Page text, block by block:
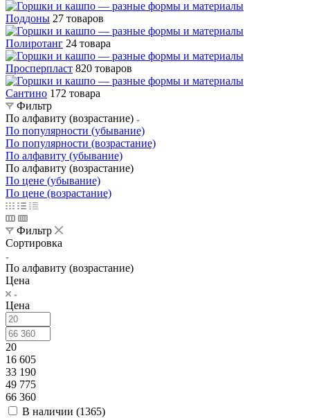
Поддоны 27 товаров
Полиротанг 24 товара
Просперпласт 820 товаров
Сантино 172 товара
Фильтр
По алфавиту (возрастание)
По популярности (убывание)
По популярности (возрастание)
По алфавиту (убывание)
По алфавиту (возрастание)
По цене (убывание)
По цене (возрастание)
Фильтр
Сортировка
По алфавиту (возрастание)
Цена
Цена
20
16 605
33 190
49 775
66 360
В наличии (1365)